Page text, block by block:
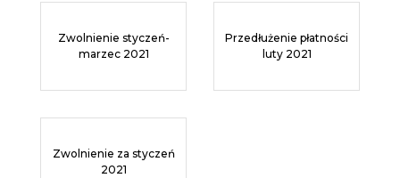
Zwolnienie styczeń-
marzec 2021
Przedłużenie płatności
luty 2021
Zwolnienie za styczeń
2021